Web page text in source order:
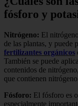
fósforo y
Nitrógeno: El
de las plantas, y puede
fertilizantes orgánicos
También se puede
contenidos de
que contienen
Fósforo: El fósforo es
especialmente